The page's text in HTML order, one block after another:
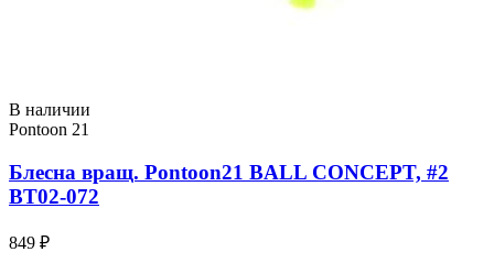
В наличии
Pontoon 21
Блесна вращ. Pontoon21 BALL CONCEPT, #2
BT02-072
849 ₽